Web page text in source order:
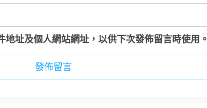
地址及個人網站網址，以供下次發佈留言時使用。